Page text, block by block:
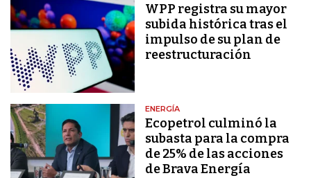
WPP registra su mayor
subida histórica tras el
impulso de su plan de
reestructuración
ENERGÍA
Ecopetrol culminó la
subasta para la compra
de 25% de las acciones
de Brava Energía